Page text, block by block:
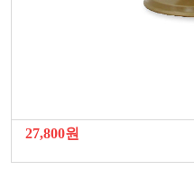
27,800원